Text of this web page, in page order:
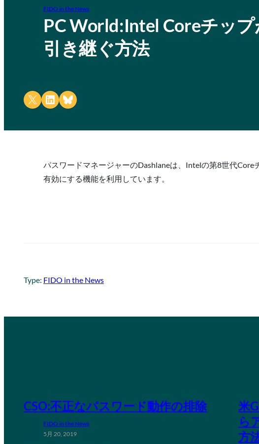
FIDO in the News
PC World:Intel Coreチッ
引き継ぐ方法
Share on X Share on LinkedIn
Share on Bluesky
パスワードマネージャーのDashlaneは、Intelの第8世代
有効にする機能を利用しています。
Type: FIDO in the News
CSO:不正なパスワード動作の排除
FIDO in the News
5月 20, 2019
米
ら
方